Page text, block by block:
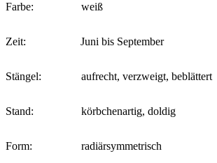
Farbe:
weiß
Zeit: Juni bis September
Stängel: aufrecht, verzweigt, beblättert
Stand: körbchenartig, doldig
Form: radiärsymmetrisch